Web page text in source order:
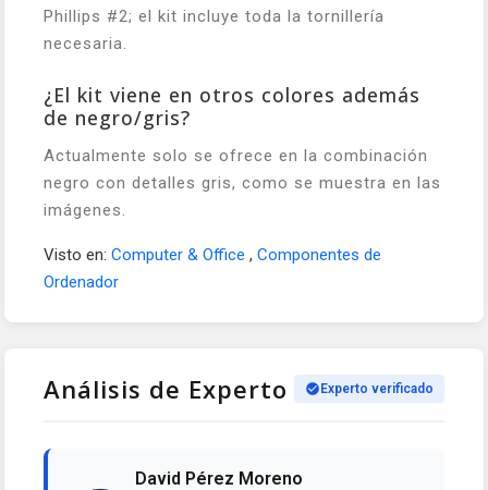
Phillips #2; el kit incluye toda la tornillería
necesaria.
¿El kit viene en otros colores además
de negro/gris?
Actualmente solo se ofrece en la combinación
negro con detalles gris, como se muestra en las
imágenes.
Visto en: Computer & Office , Componentes de
Ordenador
Análisis de Experto Experto verificado
David Pérez Moreno